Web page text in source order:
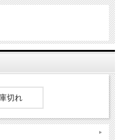
。イメージ画像とは異なりますの
切れ